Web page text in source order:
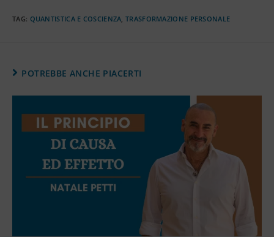
TAG: QUANTISTICA E COSCIENZA, TRASFORMAZIONE PERSONALE
POTREBBE ANCHE PIACERTI